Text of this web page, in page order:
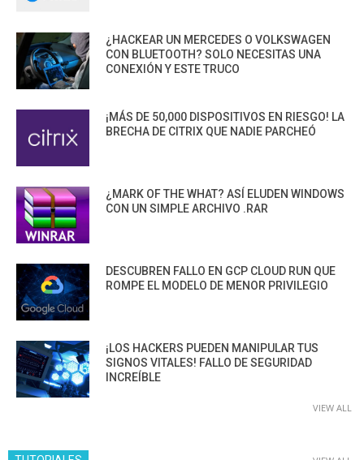
¿HACKEAR UN MERCEDES O VOLKSWAGEN
CON BLUETOOTH? SOLO NECESITAS UNA
CONEXIÓN Y ESTE TRUCO
¡MÁS DE 50,000 DISPOSITIVOS EN RIESGO! LA
BRECHA DE CITRIX QUE NADIE PARCHEÓ
¿MARK OF THE WHAT? ASÍ ELUDEN WINDOWS
CON UN SIMPLE ARCHIVO .RAR
DESCUBREN FALLO EN GCP CLOUD RUN QUE
ROMPE EL MODELO DE MENOR PRIVILEGIO
¡LOS HACKERS PUEDEN MANIPULAR TUS
SIGNOS VITALES! FALLO DE SEGURIDAD
INCREÍBLE
VIEW ALL